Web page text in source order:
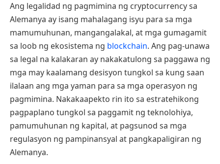
Ang legalidad ng pagmimina ng cryptocurrency sa
Alemanya ay isang mahalagang isyu para sa mga
mamumuhunan, mangangalakal, at mga gumagamit
sa loob ng ekosistema ng blockchain. Ang pag-unawa
sa legal na kalakaran ay nakakatulong sa paggawa ng
mga may kaalamang desisyon tungkol sa kung saan
ilalaan ang mga yaman para sa mga operasyon ng
pagmimina. Nakakaapekto rin ito sa estratehikong
pagpaplano tungkol sa paggamit ng teknolohiya,
pamumuhunan ng kapital, at pagsunod sa mga
regulasyon ng pampinansyal at pangkapaligiran ng
Alemanya.